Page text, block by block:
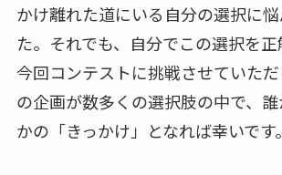
かけ離れた道にいる自分の選択に
た。それでも、自分でこの選択を正
今回コンテストに挑戦させていた
の企画が数多くの選択肢の中で、
かの「きっかけ」となれば幸いです。